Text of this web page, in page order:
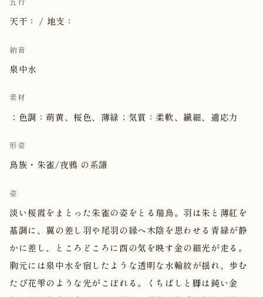
天干： / 地支：
納音
泉中水
素材
；色調：萌黄、桜色、薄緑；気質：柔軟、繊細、適応力
形姿
鳥族・朱雀/夜鴉 の系譜
姿
淡い桜霞をまとった朱雀の姿をとる瑞鳥。羽は朱と薄紅を
基調に、翼の差し羽や尾羽の縁へ木陰を思わせる青緑が静
かに差し、ところどころに酉の気を映す金の細光が走る。
胸元には泉中水を宿したような透明な水輪紋が揺れ、歩む
たび花雫のような光がこぼれる。くちばしと脚は鈍い金